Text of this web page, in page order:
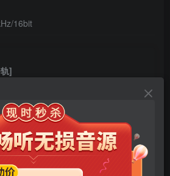
16bit
]
限时特惠
￥99
永久会员免费
立即购买